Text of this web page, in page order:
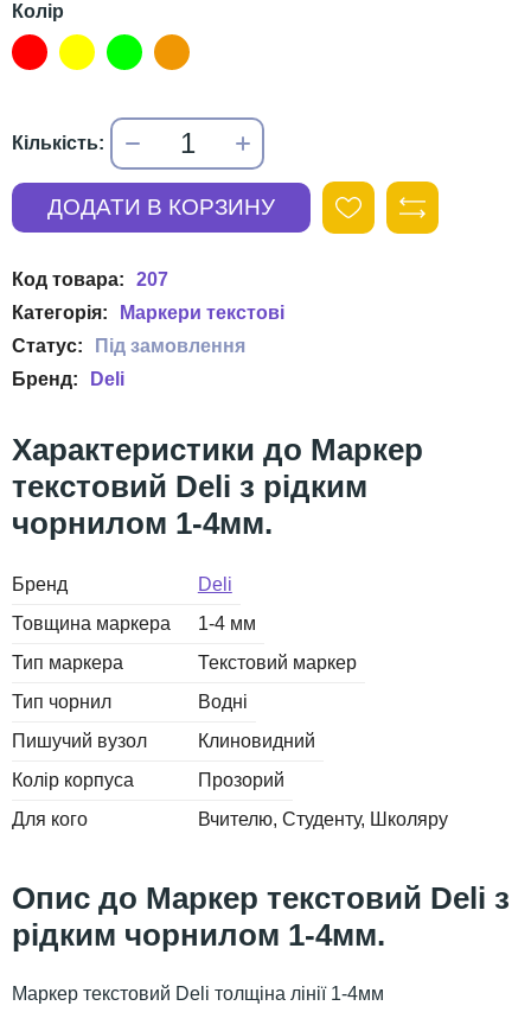
Колір
207
Маркери текстові
Deli
Маркер
текстовий Deli з рідким
чорнилом 1-4мм.
Бренд
Deli
Товщина маркера
1-4 мм
Тип маркера
Текстовий маркер
Тип чорнил
Водні
Пишучий вузол
Клиновидний
Колір корпуса
Прозорий
Для кого
Вчителю Студенту Школяру
Маркер текстовий Deli з
рідким чорнилом 1-4мм.
Маркер текстовий Deli толщіна лінії 1-4мм